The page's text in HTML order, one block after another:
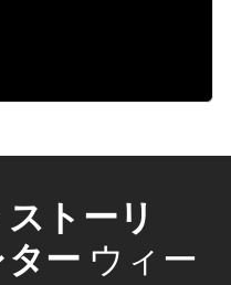
トーリ
ー ウィー